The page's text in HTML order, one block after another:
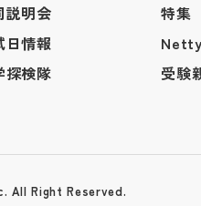
説明会
日情報
探検隊
特集
受験
All Right Reserved.